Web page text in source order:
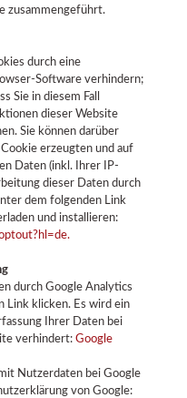
zusammengeführt.
durch eine
Software verhindern;
Sie in diesem Fall
dieser Website
Sie können darüber
erzeugten und auf
Daten (inkl. Ihrer IP-
dieser Daten durch
dem folgenden Link
und installieren:
durch Google Analytics
Link klicken. Es wird ein
Ihrer Daten bei
verhindert: Google
Nutzerdaten bei Google
von Google: